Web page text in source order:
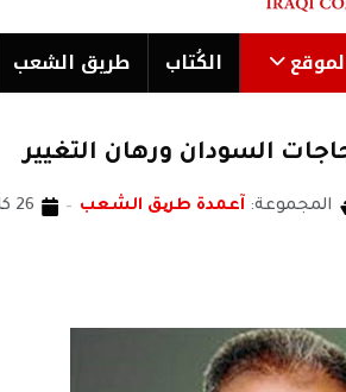
الكُتاب طریق الشعب
السودان ورهان التغيير
المجموعة: آعمدة طریق الشعب 26 كانون1/ديسمبر 2018